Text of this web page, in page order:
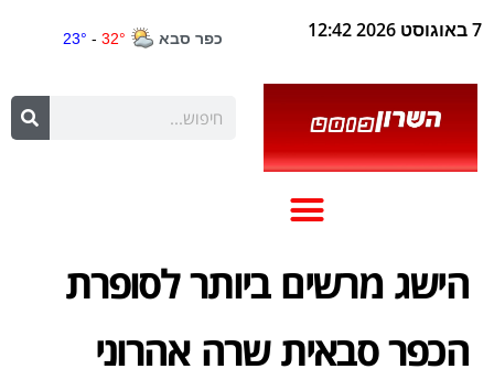
7 באוגוסט 2026 12:42
הישג מרשים ביותר לסופרת
הכפר סבאית שרה אהרוני